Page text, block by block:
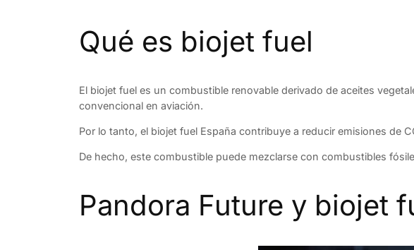
Qué es biojet fuel
El biojet fuel es un combustible renovable derivado de aceites
convencional en aviación.
Por lo tanto, el biojet fuel España contribuye a reducir emisiones de
De hecho, este combustible puede mezclarse con combustibles
Pandora Future y biojet